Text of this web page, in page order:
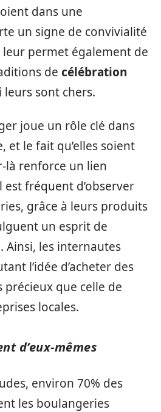
dans une
un signe de convivialité
leur permet également de
de célébration
leurs sont chers.
joue un rôle clé dans
et le fait qu’elles soient
là renforce un lien
fréquent d’observer
grâce à leurs produits
un esprit de
Ainsi, les internautes
l’idée d’acheter des
que celle de
locales.
d’eux-mêmes
environ 70% des
les boulangeries